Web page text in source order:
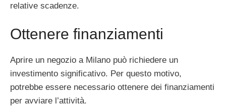
relative scadenze.
Ottenere finanziamenti
Aprire un negozio a Milano può richiedere un
investimento significativo. Per questo motivo,
potrebbe essere necessario ottenere dei finanziamenti
per avviare l’attività.